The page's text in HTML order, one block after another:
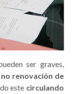
ser graves,
no renovación de
este circulando